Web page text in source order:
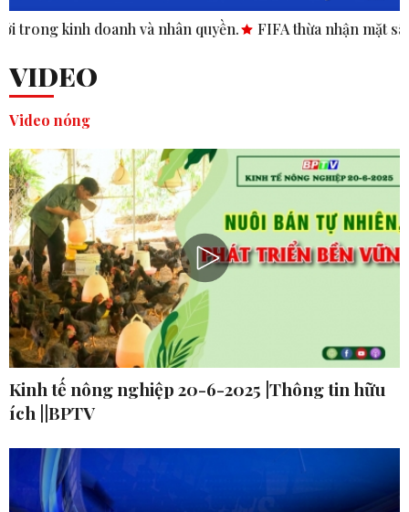
FIFA thừa nhận mặt sân Club World Cup tại Mỹ “không
VIDEO
Video nóng
Kinh tế nông nghiệp 20-6-2025 |Thông tin hữu
ích ||BPTV